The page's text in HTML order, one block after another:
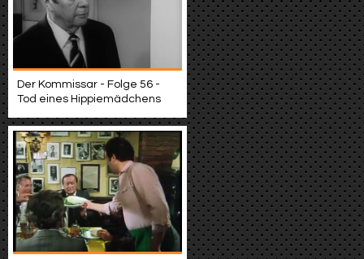
Der Kommissar - Folge 56 -
Tod eines Hippiemädchens